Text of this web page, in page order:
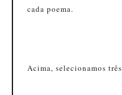
cada poema.
Acima, selecionamos